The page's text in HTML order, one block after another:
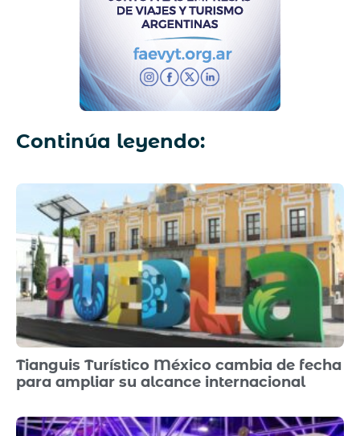
Continúa leyendo:
Tianguis Turístico México cambia de fecha
para ampliar su alcance internacional